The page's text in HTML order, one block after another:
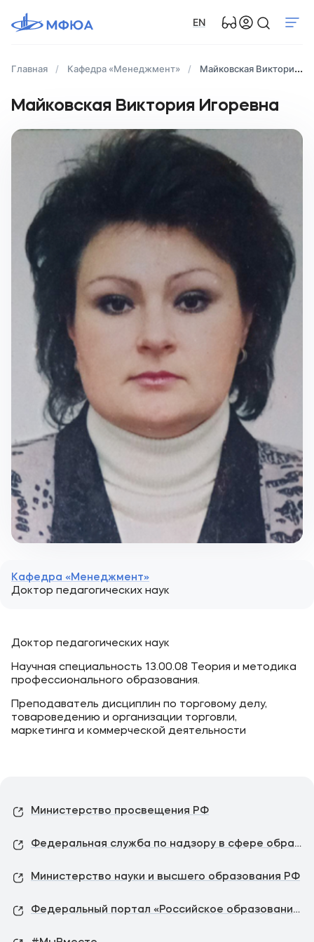
EN
Главная Кафедра «Менеджмент» Майковская Виктория Игоревна
Майковская Виктория Игоревна
Кафедра «Менеджмент»
Доктор педагогических наук
Доктор педагогических наук
Научная специальность 13.00.08 Теория и методика
профессионального образования.
Преподаватель дисциплин по торговому делу,
товароведению и организации торговли,
маркетинга и коммерческой деятельности
Министерство просвещения РФ
Федеральная служба по надзору в сфере образования и науки
Министерство науки и высшего образования РФ
Федеральный портал «Российское образование»